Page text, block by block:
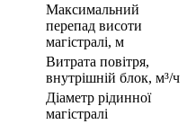
Максимальний
перепад висоти
магістралі, м
Витрата повітря,
внутрішній блок, м³/ч
Діаметр рідинної
магістралі